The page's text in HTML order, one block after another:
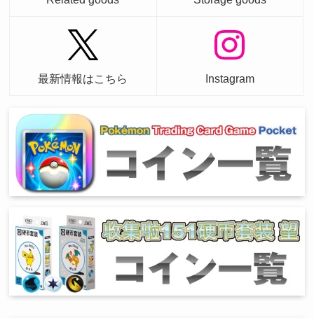
最新情報はこちら Instagram